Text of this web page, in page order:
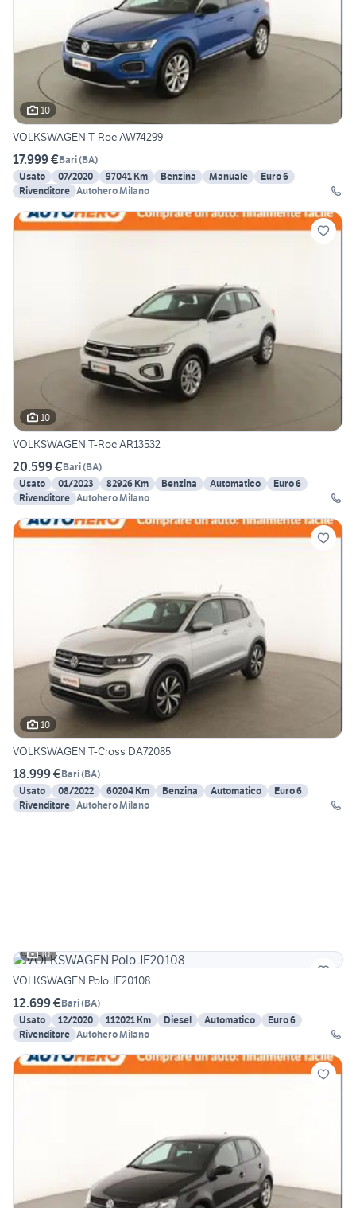
10
VOLKSWAGEN T-Roc AW74299
17.999 €Bari(BA)
Usato
07/2020 97041 Km Benzina Manuale
Euro 6
Rivenditore Autohero Milano
10
VOLKSWAGEN T-Roc AR13532
20.599 €Bari(BA)
Usato
01/2023 82926 Km Benzina Automatico
Euro 6
Rivenditore Autohero Milano
10
VOLKSWAGEN T-Cross DA72085
18.999 €Bari(BA)
Usato
08/2022 60204 Km Benzina Automatico
Euro 6
Rivenditore Autohero Milano
10
VOLKSWAGEN Polo JE20108
12.699 €Bari(BA)
Usato
12/2020 112021 Km Diesel Automatico
Euro 6
Rivenditore Autohero Milano